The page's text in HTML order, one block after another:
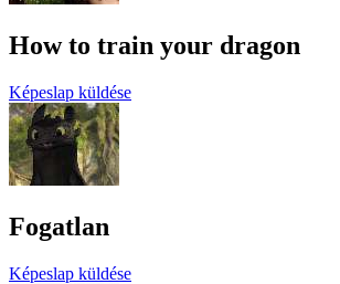
How to train your dragon
Képeslap küldése
Fogatlan
Képeslap küldése